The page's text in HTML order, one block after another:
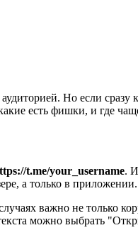
Но если
есть фишки, и где
t.me/your_username.
а только в приложении.
важно не только
можно выбрать